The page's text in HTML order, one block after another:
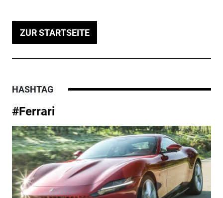
ZUR STARTSEITE
HASHTAG
#Ferrari